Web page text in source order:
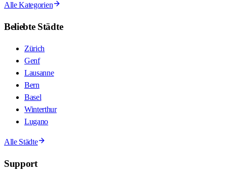
Alle Kategorien
Beliebte Städte
Zürich
Genf
Lausanne
Bern
Basel
Winterthur
Lugano
Alle Städte
Support